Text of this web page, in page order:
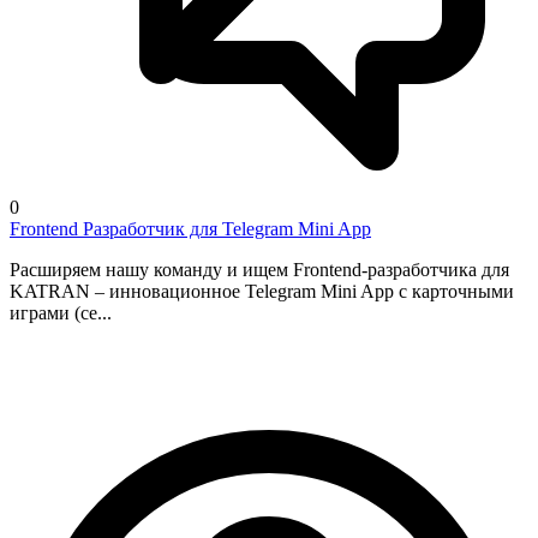
0
Frontend Разработчик для Telegram Mini App
Расширяем нашу команду и ищем Frontend-разработчика для
KATRAN – инновационное Telegram Mini App с карточными
играми (се...